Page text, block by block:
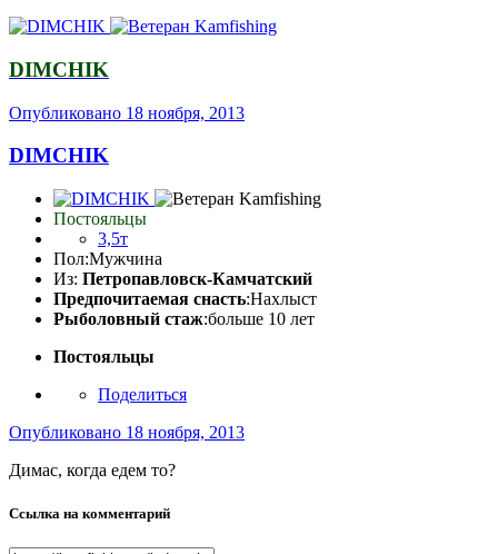
DIMCHIK
Опубликовано 18 ноября, 2013
DIMCHIK
Постояльцы
3,5т
Пол:Мужчина
Из: Петропавловск-Камчатский
Предпочитаемая снасть:Нахлыст
Рыболовный стаж:больше 10 лет
Постояльцы
Поделиться
Опубликовано 18 ноября, 2013
Димас, когда едем то?
Ссылка на комментарий